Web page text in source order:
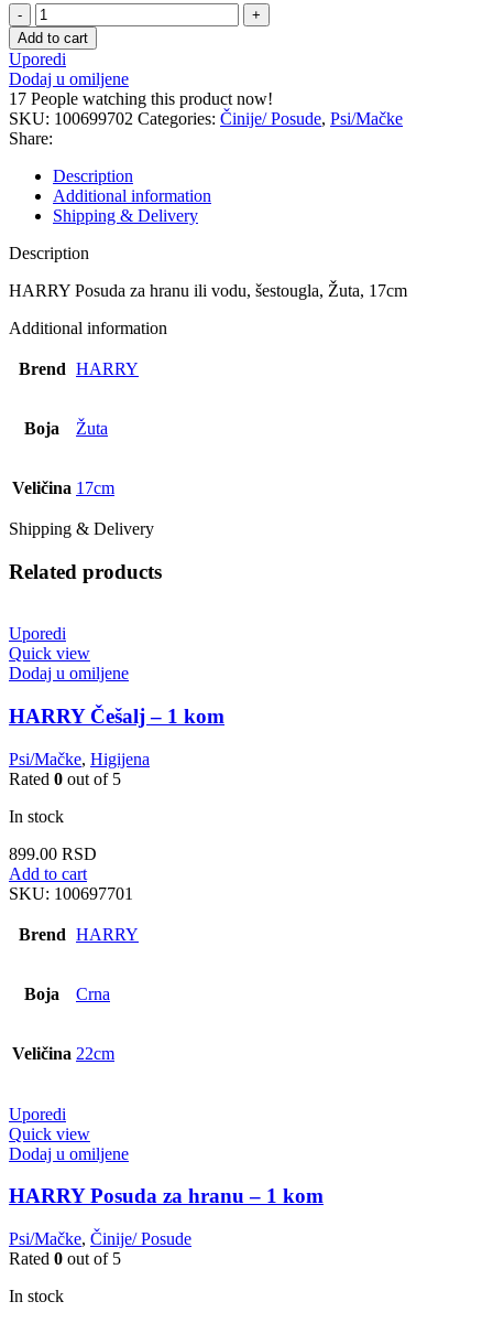
HARRY
Posuda
za
hranu
-
1
kom
quantity
Add to cart
Uporedi
Dodaj u omiljene
17 People watching this product now!
SKU: 100699702 Categories: Činije/ Posude, Psi/Mačke
Share:
Description
Additional information
Shipping & Delivery
Description
HARRY Posuda za hranu ili vodu, šestougla, Žuta, 17cm
Additional information
Brend HARRY
Boja Žuta
Veličina 17cm
Shipping & Delivery
Related products
Uporedi
Quick view
Dodaj u omiljene
HARRY Češalj – 1 kom
Psi/Mačke, Higijena
Rated 0 out of 5
In stock
899.00 RSD
Add to cart
SKU: 100697701
Brend HARRY
Boja Crna
Veličina 22cm
Uporedi
Quick view
Dodaj u omiljene
HARRY Posuda za hranu – 1 kom
Psi/Mačke, Činije/ Posude
Rated 0 out of 5
In stock